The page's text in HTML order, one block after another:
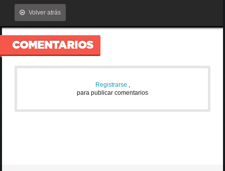
Volver atrás
COMENTARIOS
Registrarse ,
para publicar comentarios